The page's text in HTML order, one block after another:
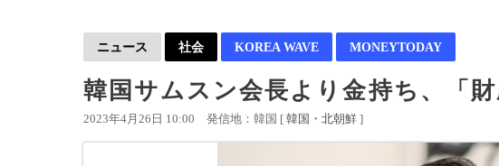
ニュース 社会 KOREA WAVE MONEYTODAY
韓国サムスン会長より金持ち、「
2023年4月26日 10:00 発信地：韓国 [ 韓国・北朝鮮 ]